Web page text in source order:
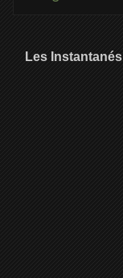
Les Instantanés